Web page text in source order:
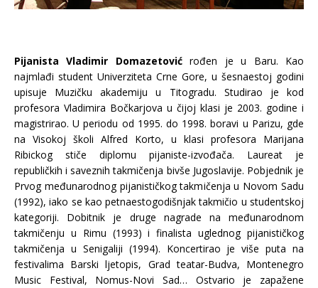
Pijanista Vladimir Domazetovićrođen je u Baru. Kao
najmlađi student Univerziteta Crne Gore, u šesnaestoj godini
upisuje Muzičku akademiju u Titogradu. Studirao je kod
profesora Vladimira Bočkarjova u čijoj klasi je 2003. godine i
magistrirao. U periodu od 1995. do 1998. boravi u Parizu, gde
na Visokoj školi Alfred Korto, u klasi profesora Marijana
Ribickog stiče diplomu pijaniste-izvođača. Laureat je
republičkih i saveznih takmičenja bivše Jugoslavije. Pobjednik je
Prvog međunarodnog pijanističkog takmičenja u Novom Sadu
(1992), iako se kao petnaestogodišnjak takmičio u studentskoj
kategoriji. Dobitnik je druge nagrade na međunarodnom
takmičenju u Rimu (1993) i finalista uglednog pijanističkog
takmičenja u Senigaliji (1994). Koncertirao je više puta na
festivalima Barski ljetopis, Grad teatar-Budva, Montenegro
Music Festival, Nomus-Novi Sad… Ostvario je zapažene